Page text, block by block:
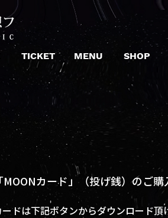
TICKET MENU SHOP
「MOONカード」（投げ銭）のご
ードは下記ボタンからダウンロード頂